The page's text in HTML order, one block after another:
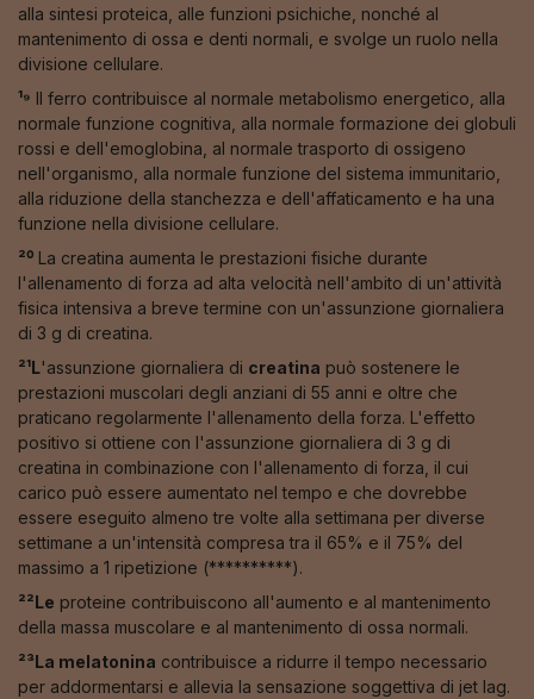
alla sintesi proteica, alle funzioni psichiche, nonché al
mantenimento di ossa e denti normali, e svolge un ruolo nella
divisione cellulare.
¹⁹ Il ferro contribuisce al normale metabolismo energetico, alla
normale funzione cognitiva, alla normale formazione dei globuli
rossi e dell'emoglobina, al normale trasporto di ossigeno
nell'organismo, alla normale funzione del sistema immunitario,
alla riduzione della stanchezza e dell'affaticamento e ha una
funzione nella divisione cellulare.
²⁰ La creatina aumenta le prestazioni fisiche durante
l'allenamento di forza ad alta velocità nell'ambito di un'attività
fisica intensiva a breve termine con un'assunzione giornaliera
di 3 g di creatina.
²¹L'assunzione giornaliera di creatina può sostenere le
prestazioni muscolari degli anziani di 55 anni e oltre che
praticano regolarmente l'allenamento della forza. L'effetto
positivo si ottiene con l'assunzione giornaliera di 3 g di
creatina in combinazione con l'allenamento di forza, il cui
carico può essere aumentato nel tempo e che dovrebbe
essere eseguito almeno tre volte alla settimana per diverse
settimane a un'intensità compresa tra il 65% e il 75% del
massimo a 1 ripetizione (**********).
²²Le proteine contribuiscono all'aumento e al mantenimento
della massa muscolare e al mantenimento di ossa normali.
²³La melatonina contribuisce a ridurre il tempo necessario
per addormentarsi e allevia la sensazione soggettiva di jet lag.